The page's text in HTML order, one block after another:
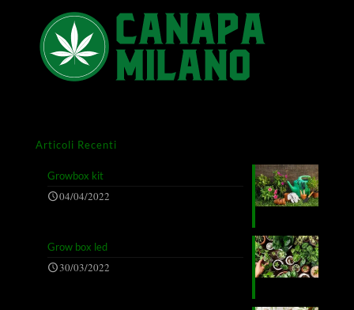
Articoli Recenti
Growbox kit
04/04/2022
Grow box led
30/03/2022